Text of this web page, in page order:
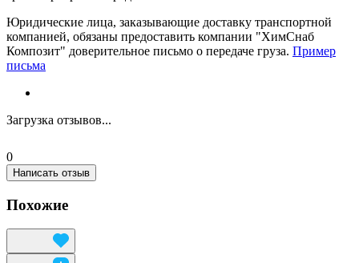
Юридические лица, заказывающие доставку транспортной
компанией, обязаны предоставить компании "ХимСнаб
Композит" доверительное письмо о передаче груза. Пример
письма
Загрузка отзывов...
0
Написать отзыв
Похожие